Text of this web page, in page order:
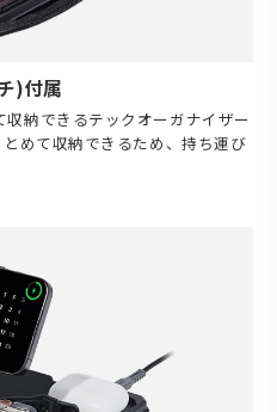
)付属
納できるテックオーガナイザー
めて収納できるため、持ち運び